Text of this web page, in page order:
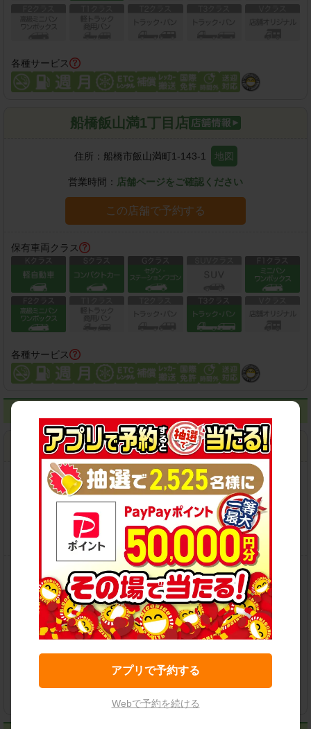
各種サービス
船橋飯山満1丁目店
住所： 船橋市飯山満町1-143-1 地図
営業時間： 店舗ページをご確認ください
この店舗で予約する
保有車両クラス
各種サービス
館山八幡店
住所：館山市八幡235 地図
営業時間：09:00-21:00
この店舗で予約する
保有車両クラス
アプリで予約する
Webで予約を続ける